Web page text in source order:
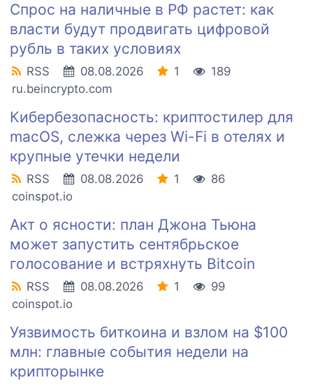
Спрос на наличные в РФ растет: как
власти будут продвигать цифровой
рубль в таких условиях
RSS 08.08.2026 1
189
ru.beincrypto.com
Кибербезопасность: криптостилер для
macOS, слежка через Wi-Fi в отелях и
крупные утечки недели
RSS 08.08.2026 1
86
coinspot.io
Акт о ясности: план Джона Тьюна
может запустить сентябрьское
голосование и встряхнуть Bitcoin
RSS 08.08.2026 1
99
coinspot.io
Уязвимость биткоина и взлом на $100
млн: главные события недели на
крипторынке